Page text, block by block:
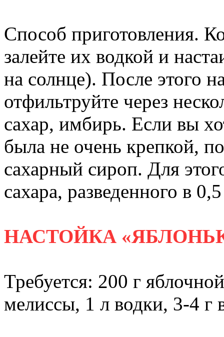
Способ приготовления.
залейте их водкой и
на солнце). После этого
отфильтруйте через
сахар, имбирь. Если вы
была не очень крепкой,
сахарный сироп. Для
сахара, разведенного в
НАСТОЙКА
Требуется: 200 г
мелиссы, 1 л водки, 3-4 г